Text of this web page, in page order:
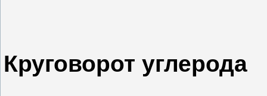
Круговорот углерода